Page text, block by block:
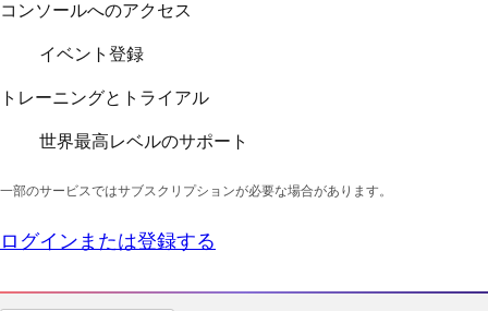
コンソールへのアクセス
イベント登録
トレーニングとトライアル
世界最高レベルのサポート
一部のサービスではサブスクリプションが必要な場合があります。
ログインまたは登録する